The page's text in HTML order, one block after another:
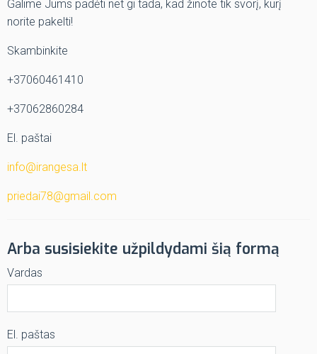
Galime Jums padėti net gi tada, kad žinote tik svorį, kurį
norite pakelti!
Skambinkite
+37060461410
+37062860284
El. paštai
info@irangesa.lt
priedai78@gmail.com
Arba susisiekite užpildydami šią formą
Vardas
El. paštas